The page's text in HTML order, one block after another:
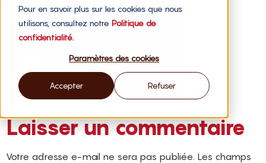
Pour en savoir plus sur les cookies que nous
utilisons, consultez notre Politique de
confidentialité.
Paramètres des cookies
Accepter Refuser
Laisser un commentaire
Votre adresse e-mail ne sera pas publiée. Les champs